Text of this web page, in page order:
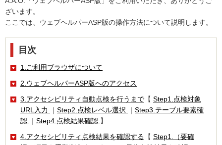
ざいます。
ここでは、ウェブヘルパーASP版の操作方法について説明します。
目次
1.ご利用ブラウザについて
2.ウェブヘルパーASP版へのアクセス
3.アクセシビリティ自動点検を行うまで 【 Step1.点検対象
URL入力
｜ Step2.点検レベル選択 ｜ Step3.テーブル要素確
認
｜ Step4.点検結果確認 】
4.アクセシビリティ点検結果を確認する 【 Step1.（要確